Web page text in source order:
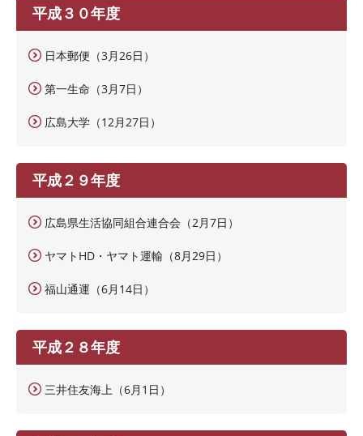
平成３０年度
日本郵便（3月26日）
第一生命（3月7日）
広島大学（12月27日）
平成２９年度
広島県生活協同組合連合会（2月7日）
ヤマトHD・ヤマト運輸（8月29日）
福山通運（6月14日）
平成２８年度
三井住友海上（6月1日）